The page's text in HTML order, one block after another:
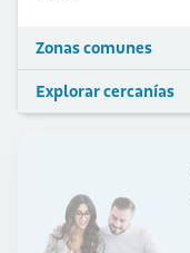
Zonas comunes
Explorar cercanías